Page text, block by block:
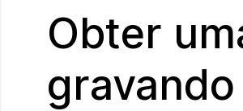
Obter